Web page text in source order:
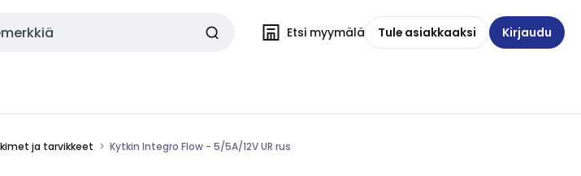
Etsi myymälä Tule asiakkaaksi Kirjaudu
ja tarvikkeet Kytkin Integro Flow - 5/5A/12V UR rus